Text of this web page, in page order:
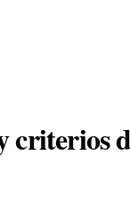
criterios